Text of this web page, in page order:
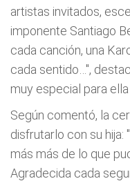
artistas invitados,
imponente Santiago
cada canción, una
cada sentido…",
muy especial para ella
Según comentó, la
disfrutarlo con su
más más de lo que
Agradecida cada